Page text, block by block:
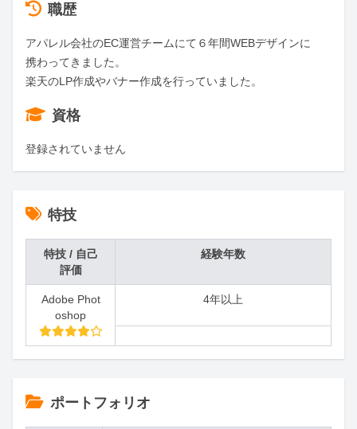
職歴
アパレル会社のEC運営チームにて６年間WEBデザインに
携わってきました。
楽天のLP作成やバナー作成を行っていました。
資格
登録されていません
特技
特技 / 自己
評価
経験年数
Adobe Phot
oshop
4年以上
ポートフォリオ